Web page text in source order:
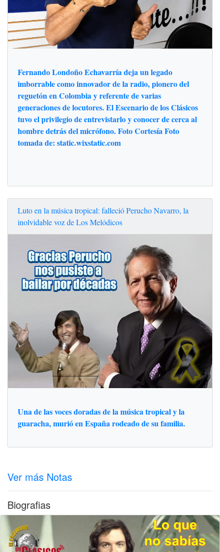
Fernando Londoño Echavarría deja un legado
imborrable como innovador de la radio, pionero del
reguetón en Colombia y referente de varias
generaciones de locutores. El Escenario de los Clásicos
tuvo el privilegio de entrevistarlo y conocer de cerca al
hombre detrás del micrófono. Foto Cortesía Foto
tomada de: static.wixstatic.com
Luto en la música tropical: falleció Perucho Navarro, la
inolvidable voz de Los Melódicos
Una de las voces doradas de la música tropical y la
guaracha, murió en España rodeado de su familia.
Ver más Notas
Biografias